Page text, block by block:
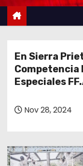
n
En Sierra
Competencia
Especiales
Nov 28, 2024